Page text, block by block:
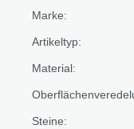
Marke:
Artikeltyp:
Material:
Steine: